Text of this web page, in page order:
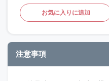
お気に入りに追加
注意事項